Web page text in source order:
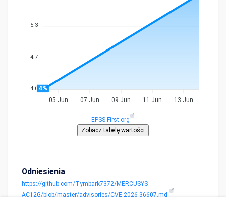
5.3
4.7
4.0 4%
05 Jun 07 Jun 09 Jun 11 Jun 13 Jun
EPSS First.org
Odniesienia
https://github.com/Tymbark7372/MERCUSYS-
AC12G/blob/master/advisories/CVE-2026-36607.md